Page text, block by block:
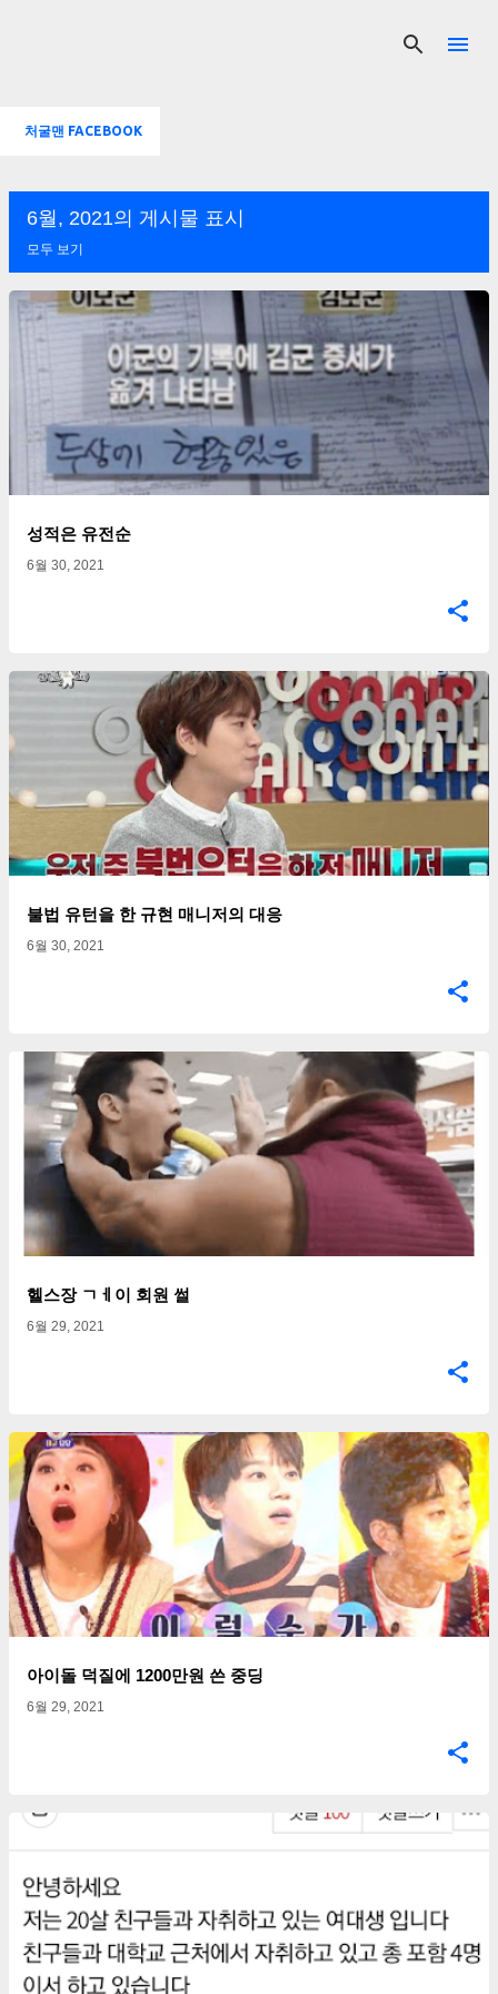
처굴맨 FACEBOOK
6월, 2021의 게시물 표시
모두 보기
글
성적은 유전순
6월 30, 2021
불법 유턴을 한 규현 매니저의 대응
6월 30, 2021
헬스장 ㄱㅔ이 회원 썰
6월 29, 2021
아이돌 덕질에 1200만원 쓴 중딩
6월 29, 2021